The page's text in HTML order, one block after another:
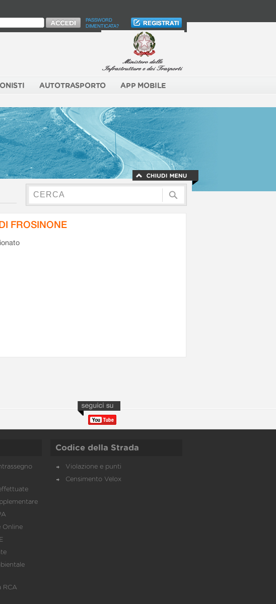
PASSWORD
DIMENTICATA?
AUTOTRASPORTO APP MOBILE
FROSINONE
Online
RCA
Codice della Strada
Violazione e punti
Censimento Velox